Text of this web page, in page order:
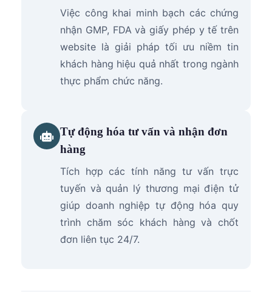
Việc công khai minh bạch các chứng
nhận GMP, FDA và giấy phép y tế trên
website là giải pháp tối ưu niềm tin
khách hàng hiệu quả nhất trong ngành
thực phẩm chức năng.
Tự động hóa tư vấn và nhận đơn
hàng
Tích hợp các tính năng tư vấn trực
tuyến và quản lý thương mại điện tử
giúp doanh nghiệp tự động hóa quy
trình chăm sóc khách hàng và chốt
đơn liên tục 24/7.